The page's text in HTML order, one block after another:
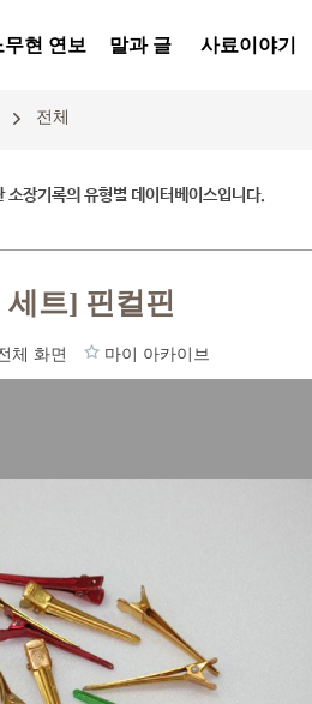
무현 연보 말과 글 사료이야기
전체
소장기록의 유형별 데이터베이스입니다.
트] 핀컬핀
체 화면 마이 아카이브